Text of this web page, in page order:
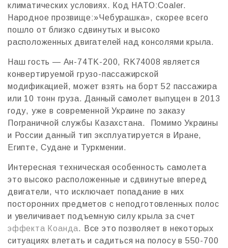
климатических условиях. Код НАТО:Coaler.
Народное прозвище:»Чебурашка», скорее всего
пошло от близко сдвинутых и высоко
расположенных двигателей над консолями крыла.
Наш гость — Ан-74TK-200, RK74008 является
конвертируемой грузо-пассажирской
модификацией, может взять на борт 52 пассажира
или 10 тонн груза. Данный самолет выпущен в 2013
году, уже в современной Украине по заказу
Пограничной службы Казахстана. Помимо Украины
и России данный тип эксплуатируется в Иране,
Египте, Cудане и Туркмении.
Интересная техническая особенность самолета
это высоко расположенные и сдвинутые вперед
двигатели, что исключает попадание в них
посторонних предметов с неподготовленных полос
и увеличивает подъемную силу крыла за счет
эффекта Коанда. Все это позволяет в некоторых
ситуациях влетать и садиться на полосу в 550-700